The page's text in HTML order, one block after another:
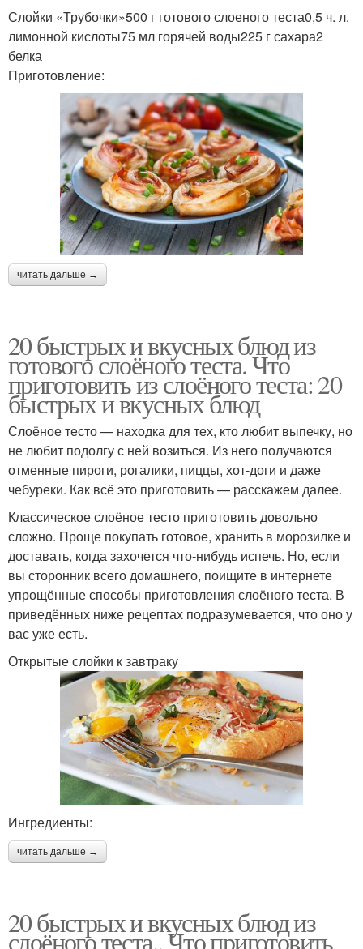
Слойки «Трубочки»500 г готового слоеного теста0,5 ч. л.
лимонной кислоты75 мл горячей воды225 г сахара2
белка
Приготовление:
читать дальше →
20 быстрых и вкусных блюд из
готового слоёного теста. Что
приготовить из слоёного теста: 20
быстрых и вкусных блюд
Слоёное тесто — находка для тех, кто любит выпечку, но
не любит подолгу с ней возиться. Из него получаются
отменные пироги, рогалики, пиццы, хот-доги и даже
чебуреки. Как всё это приготовить — расскажем далее.
Классическое слоёное тесто приготовить довольно
сложно. Проще покупать готовое, хранить в морозилке и
доставать, когда захочется что-нибудь испечь. Но, если
вы сторонник всего домашнего, поищите в интернете
упрощённые способы приготовления слоёного теста. В
приведённых ниже рецептах подразумевается, что оно у
вас уже есть.
Открытые слойки к завтраку
Ингредиенты:
читать дальше →
20 быстрых и вкусных блюд из
слоёного теста.. Что приготовить